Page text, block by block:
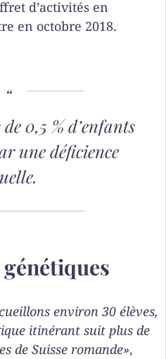
d’activités en
en octobre 2018.
0,5 % d’enfants
une déficience
environ 30 élèves,
itinérant suit plus de
de Suisse romande»,